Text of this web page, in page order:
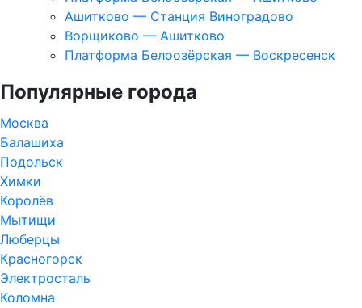
Ашитково — Станция Виноградово
Ворщиково — Ашитково
Платформа Белоозёрская — Воскресенск
Популярные города
Москва
Балашиха
Подольск
Химки
Королёв
Мытищи
Люберцы
Красногорск
Электросталь
Коломна